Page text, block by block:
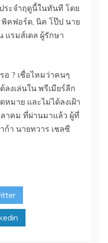
ระจำฤดูนี้ในทันที โดย
คฟอร์ด, นิค โป๊ป นาย
แรมส์เดล ผู้รักษา
? เชื่อไหมว่าคนๆ
งเล่นใน พรีเมียร์ลีก
หมาย และไม่ได้ลงเฝ้า
าคม ที่ผ่านมาแล้ว ผู้ที่
ก้า นายทวาร เชลซี